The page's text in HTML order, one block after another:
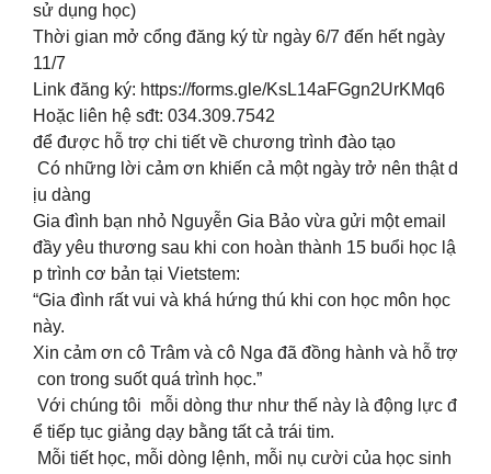
sử dụng học)
Thời gian mở cổng đăng ký từ ngày 6/7 đến hết ngày
11/7
Link đăng ký: https://forms.gle/KsL14aFGgn2UrKMq6
Hoặc liên hệ sđt: 034.309.7542
để được hỗ trợ chi tiết về chương trình đào tạo
Có những lời cảm ơn khiến cả một ngày trở nên thật d
ịu dàng
Gia đình bạn nhỏ Nguyễn Gia Bảo vừa gửi một email
đầy yêu thương sau khi con hoàn thành 15 buổi học lậ
p trình cơ bản tại Vietstem:
“Gia đình rất vui và khá hứng thú khi con học môn học
này.
Xin cảm ơn cô Trâm và cô Nga đã đồng hành và hỗ trợ
con trong suốt quá trình học.”
Với chúng tôi mỗi dòng thư như thế này là động lực đ
ể tiếp tục giảng dạy bằng tất cả trái tim.
Mỗi tiết học, mỗi dòng lệnh, mỗi nụ cười của học sinh